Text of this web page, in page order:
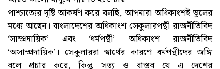
পাশ্চাত্যের দৃষ্টি আকর্ষণ করে বলছি, আপনারা অধিকাংশই ভুলের
মধ্যে আছেন। বাংলাদেশের অধিকাংশ সেকুলারপন্থী রাজনীতিবিদ
‘সাম্প্রদায়িক’ এবং ‘ধর্মপন্থী’ অধিকাংশ রাজনীতিবিদ
‘অসাম্প্রদায়িক’। সেকুলাররা স্বার্থের কারণে ধর্মপন্থীদের জঙ্গি
বলে প্রচার করে, কিন্তু সত্য ও বাস্তব যে এ দেশের